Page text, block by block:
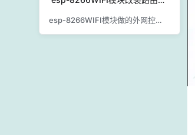
esp-8266WIFI模块做的外网控制方案+源码+教程